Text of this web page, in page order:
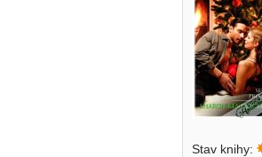
Stav knihy: